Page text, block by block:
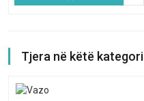
Tjera në këtë kategori